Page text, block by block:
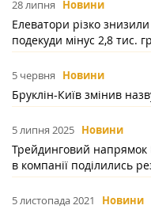
28 липня Новини
Елеватори різко
подекуди мінус 2,8 тис.
5 червня Новини
Бруклін-Київ змінив
5 липня 2025 Новини
Трейдинговий напрямок
в компанії поділились
5 листопада 2021 Новини